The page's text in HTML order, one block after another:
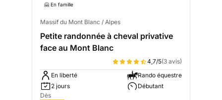
🤗 En famille
Massif du Mont Blanc / Alpes
Petite randonnée à cheval privative
face au Mont Blanc
4,7/5(3 avis)
En liberté
2 jours
Rando équestre
Débutant
Dès